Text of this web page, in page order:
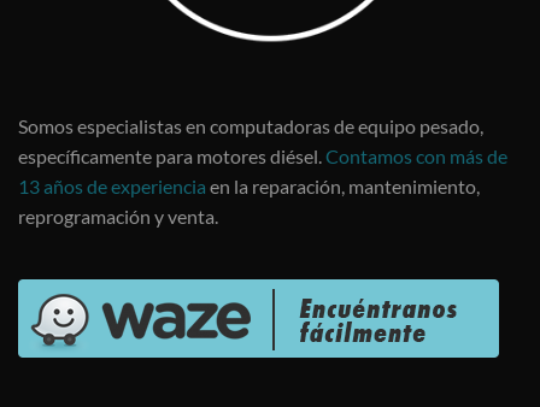
Somos especialistas en computadoras de equipo pesado,
específicamente para motores diésel.Contamos con más de
13 años de experiencia en la reparación, mantenimiento,
reprogramación y venta.